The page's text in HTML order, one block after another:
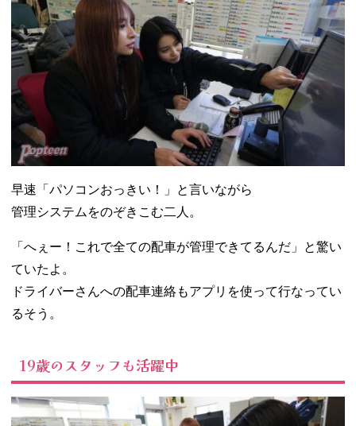
早速「パソコンおっきい！」と言いながら
管理システムをのぞきこむ二人。
「へぇー！これで全ての配車が管理できてるんだ」と驚い
ていたよ。
ドライバーさんへの配車連絡もアプリを使って行なってい
るそう。
19歳のスタッフも活躍中